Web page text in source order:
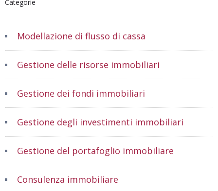
Categorie
Modellazione di flusso di cassa
Gestione delle risorse immobiliari
Gestione dei fondi immobiliari
Gestione degli investimenti immobiliari
Gestione del portafoglio immobiliare
Consulenza immobiliare